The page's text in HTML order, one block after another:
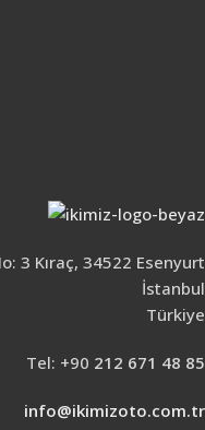
3 Kıraç, 34522 Esenyurt
İstanbul
Türkiye
Tel: +90 212 671 48 85
info@ikimizoto.com.tr